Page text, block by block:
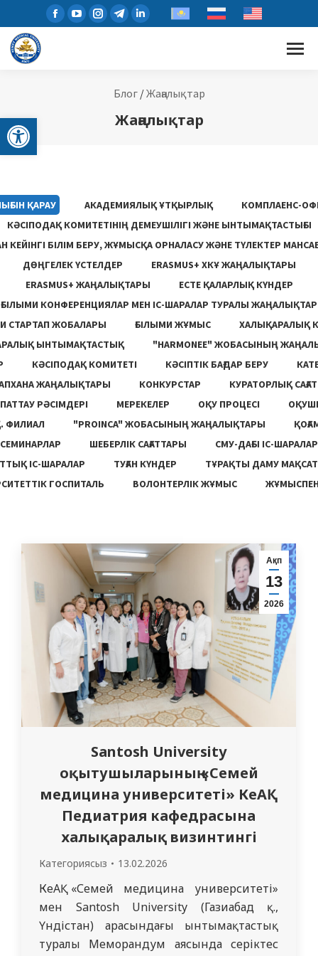
Open toolbar
Блог/Жаңалықтар
Жаңалықтар
ҚАРАУ АКАДЕМИЯЛЫҚ ҰТҚЫРЛЫҚ
КОМПЛАЕНС-
КӘСІПОДАҚ КОМИТЕТІНІҢ ДЕМЕУШІЛІГІ ЖӘНЕ ЫНТЫМАҚТАСТЫҒЫ
КЕЙІНГІ БІЛІМ БЕРУ, ЖҰМЫСҚА ОРНАЛАСУ ЖƏНЕ ТҮЛЕКТЕР
ДӨҢГЕЛЕК ҮСТЕЛДЕР
ERASMUS+ ХКҰ ЖАҢАЛЫҚТАРЫ
ERASMUS+ ЖАҢАЛЫҚТАРЫ
ЕСТЕ ҚАЛАРЛЫҚ КҮНДЕР
ҒЫЛЫМИ КОНФЕРЕНЦИЯЛАР МЕН ІС-ШАРАЛАР ТУРАЛЫ ЖАҢАЛЫҚТАР
СТАРТАП ЖОБАЛАРЫ
ҒЫЛЫМИ ЖҰМЫС
ХАЛЫҚАРАЛЫҚ
ЫНТЫМАҚТАСТЫҚ
"HARMONEE" ЖОБАСЫНЫҢ
КӘСІПОДАҚ КОМИТЕТІ КӘСІПТІК БАҒДАР БЕРУ
ЖАҢАЛЫҚТАРЫ
КОНКУРСТАР
КУРАТОРЛЫҚ
РӘСІМДЕРІ
МЕРЕКЕЛЕР ОҚУ ПРОЦЕСІ
ФИЛИАЛ
"PROINCA" ЖОБАСЫНЫҢ ЖАҢАЛЫҚТАРЫ
СЕМИНАРЛАР
ШЕБЕРЛІК САҒАТТАРЫ
СМУ-ДАҒЫ ІС-ШАРАЛАР
ІС-ШАРАЛАР
ТУҒАН КҮНДЕР
ТҰРАҚТЫ ДАМУ
ГОСПИТАЛЬ
ВОЛОНТЕРЛІК ЖҰМЫС
Ақп
13
2026
Santosh University
оқытушыларының «Семей
медицина университеті» КеАҚ
Педиатрия кафедрасына
халықаралық визинтингі
Категориясыз 13.02.2026
КеАҚ «Семей медицина университеті»
мен Santosh University (Газиабад қ.,
Үндістан) арасындағы ынтымақтастық
туралы Меморандум аясында серіктес